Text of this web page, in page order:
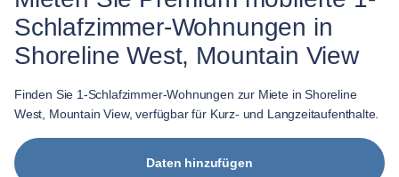
Schlafzimmer-Wohnungen in
Shoreline West, Mountain View
Finden Sie 1-Schlafzimmer-Wohnungen zur Miete in Shoreline
West, Mountain View, verfügbar für Kurz- und Langzeitaufenthalte.
Daten hinzufügen